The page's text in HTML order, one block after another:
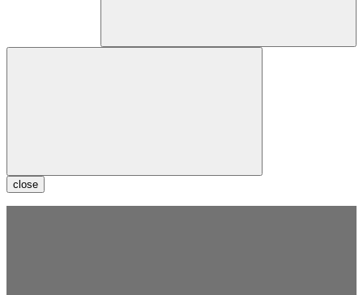
close